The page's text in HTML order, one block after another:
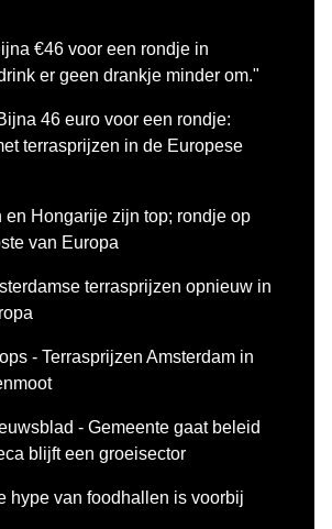
€46 voor een rondje in
er geen drankje minder om."
46 euro voor een rondje:
terrasprijzen in de Europese
en Hongarije zijn top; rondje op
van Europa
terrasprijzen opnieuw in
- Terrasprijzen Amsterdam in
- Gemeente gaat beleid
blijft een groeisector
hype van foodhallen is voorbij